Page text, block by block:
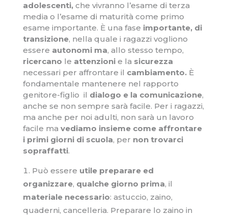
adolescenti,che vivranno l’esame di terza
media o l’esame di maturità come primo
esame importante. È una fase importante, di
transizione, nella quale i ragazzi vogliono
essere autonomi ma, allo stesso tempo,
ricercano le attenzioni e la sicurezza
necessari per affrontare il cambiamento.È
fondamentale mantenere nel rapporto
genitore-figlio il dialogo e la comunicazione,
anche se non sempre sarà facile. Per i ragazzi,
ma anche per noi adulti, non sarà un lavoro
facile ma vediamo insieme come affrontare
i primi giorni di scuola, per non trovarci
sopraffatti.
Può essere utile preparare ed
organizzare, qualche giorno prima, il
materiale necessario: astuccio, zaino,
quaderni, cancelleria. Preparare lo zaino in